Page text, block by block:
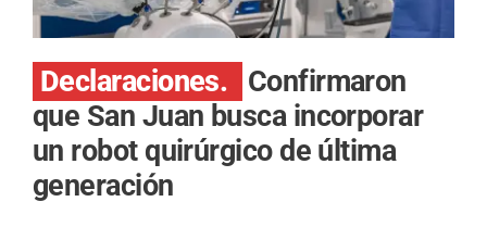
Declaraciones.
Confirmaron
que San Juan busca incorporar
un robot quirúrgico de última
generación